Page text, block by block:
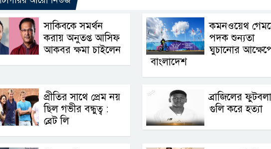
সাকিবকে সমর্থন
করায় অনুতপ্ত আসিফ
আকবর ক্ষমা চাইলেন
কমনওয়েথ
পদক শুন্যতা
ঘুচানোর
বাংলাদেশ
প্রীতির সাথে প্রেম নয়
ছিল গভীর বন্ধুত্ব :
ব্রেট লি
ব্রাজিলের
গুলি করে হত্যা